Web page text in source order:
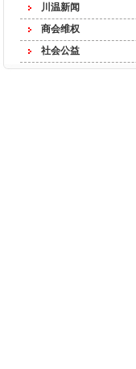
川温新闻
商会维权
社会公益